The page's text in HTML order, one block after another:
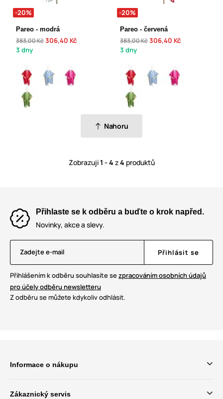
-20%
Pareo - modrá
383,00 Kč306,40 Kč
3 dny
-20%
Pareo - červená
383,00 Kč306,40 Kč
3 dny
Nahoru
Zobrazuji1 - 4 z4 produktů
Přihlaste se k odběru a buďte o krok napřed.
Novinky, akce a slevy.
Zadejte e-mail Přihlásit se
Přihlášením k odběru souhlasíte sezpracováním osobních údajů
pro účely odběru newsletteru
Z odběru se můžete kdykoliv odhlásit.
Informace o nákupu
Zákaznický servis